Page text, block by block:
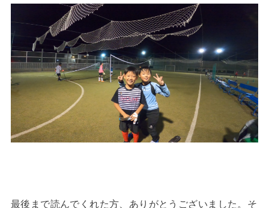
最後まで読んでくれた方、ありがとうございました。そ